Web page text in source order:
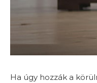
Ha úgy hozzák a